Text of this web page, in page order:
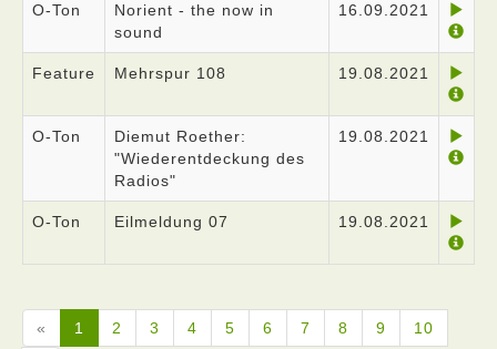
O-Ton
Norient - the now in
sound
16.09.2021
Feature Mehrspur 108 19.08.2021
O-Ton
Diemut Roether:
"Wiederentdeckung des
Radios"
19.08.2021
O-Ton Eilmeldung 07 19.08.2021
« 1 2 3 4 5 6 7 8 9 10